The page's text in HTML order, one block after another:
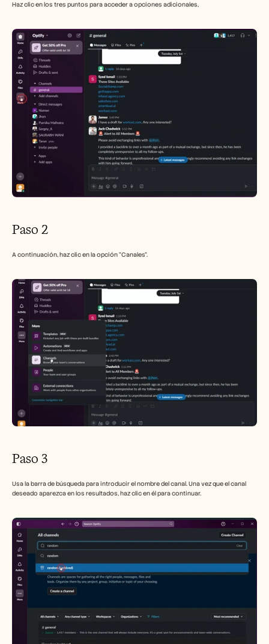
Haz clic en los tres puntos para acceder a opciones adicionales,
Paso 2
A continuación, haz clic en la opción "Canales".
Paso 3
Usa la barra de búsqueda para introducir el nombre del canal. Una vez que el canal
deseado aparezca en los resultados, haz clic en él para continuar.
Empieza tu prueba gratuita